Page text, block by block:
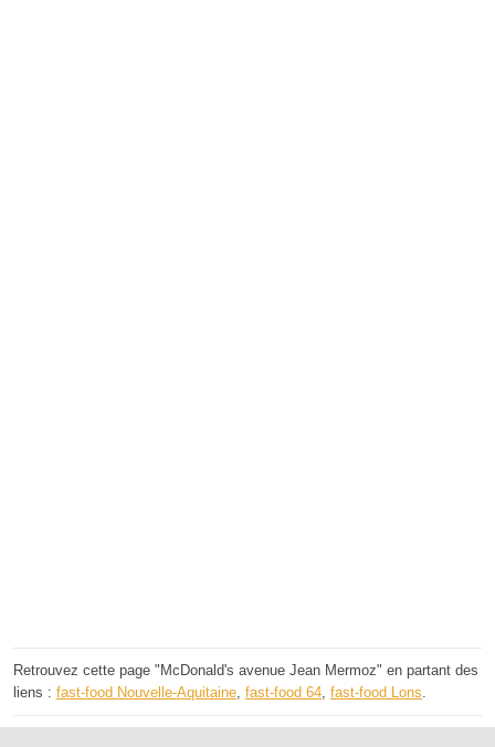
Retrouvez cette page "McDonald's avenue Jean Mermoz" en partant des
liens : fast-food Nouvelle-Aquitaine, fast-food 64, fast-food Lons.